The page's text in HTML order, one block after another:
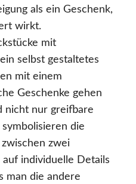
als ein Geschenk,
wirkt.
mit
selbst gestaltetes
mit einem
Geschenke gehen
nicht nur greifbare
die
zwei
individuelle Details
man die andere